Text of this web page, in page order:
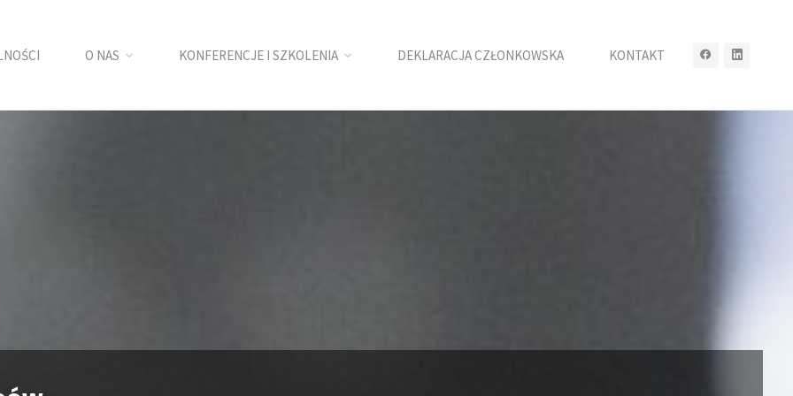
O NAS KONFERENCJE I SZKOLENIA DEKLARACJA CZŁONKOWSKA KONTAKT